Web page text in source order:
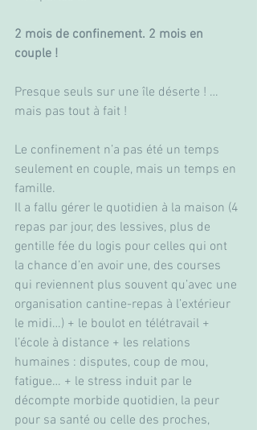
2 mois de confinement. 2 mois en
couple !
Presque seuls sur une île déserte ! …
mais pas tout à fait !
Le confinement n’a pas été un temps
seulement en couple, mais un temps en
famille.
Il a fallu gérer le quotidien à la maison (4
repas par jour, des lessives, plus de
gentille fée du logis pour celles qui ont
la chance d’en avoir une, des courses
qui reviennent plus souvent qu’avec une
organisation cantine-repas à l’extérieur
le midi…) + le boulot en télétravail +
l’école à distance + les relations
humaines : disputes, coup de mou,
fatigue… + le stress induit par le
décompte morbide quotidien, la peur
pour sa santé ou celle des proches,